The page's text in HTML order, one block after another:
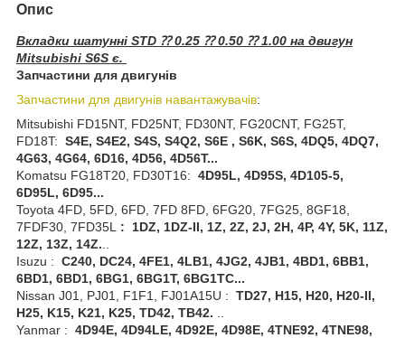
Опис
Вкладки шатунні STD ⁇ 0.25 ⁇ 0.50 ⁇ 1.00 на двигун
Mitsubishi S6S є.
Запчастини для двигунів
Запчастини для двигунів навантажувачів:
Mitsubishi FD15NT, FD25NT, FD30NT, FG20CNT, FG25T,
FD18T: S4E, S4E2, S4S, S4Q2, S6E , S6K, S6S, 4DQ5, 4DQ7,
4G63, 4G64, 6D16, 4D56, 4D56T...
Komatsu FG18T20, FD30T16: 4D95L, 4D95S, 4D105-5,
6D95L, 6D95...
Toyota 4FD, 5FD, 6FD, 7FD 8FD, 6FG20, 7FG25, 8GF18,
7FDF30, 7FD35L
: 1DZ, 1DZ-II, 1Z, 2Z, 2J, 2H, 4P, 4Y, 5K, 11Z,
12Z, 13Z, 14Z.
Isuzu : C240, DC24, 4FE1, 4LB1, 4JG2, 4JB1, 4BD1, 6BB1,
6BD1, 6BD1, 6BG1, 6BG1T, 6BG1TC...
Nissan J01, PJ01, F1F1, FJ01A15U : TD27, H15, H20, H20-II,
H25, K15, K21, K25, TD42, TB42.
Yanmar : 4D94E, 4D94LE, 4D92E, 4D98E, 4TNE92, 4TNE98,